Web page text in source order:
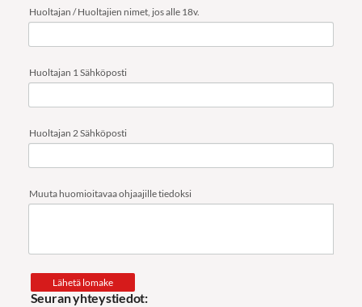
Seuran yhteystiedot:
Huoltajan / Huoltajien nimet, jos alle 18v.
Huoltajan 1 Sähköposti
Huoltajan 2 Sähköposti
Muuta huomioitavaa ohjaajille tiedoksi
Lähetä lomake